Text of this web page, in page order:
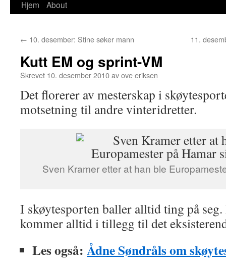
Hopp
innhold
Hjem About
← 10. desember: Stine søker mann 11.
Kutt EM og sprint-VM
Skrevet 10. desember 2010avove eriksen
Det florerer av mesterskap i
motsetning til andre vinteridretter.
Sven Kramer etter at han ble
I skøytesporten baller alltid ting på
kommer alltid i tillegg til det
Les også: Ådne Søndråls om